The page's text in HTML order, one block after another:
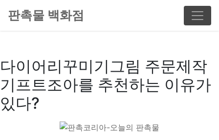
판촉물 백화점
다이어리꾸미기그림 주문제작
기프트조아를 추천하는 이유가
있다?